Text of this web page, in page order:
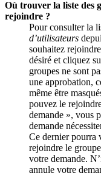
Où trouver la liste des
rejoindre ?
Pour consulter la
d’utilisateurs
souhaitez
désiré et cliquez
groupes ne sont
une approbation,
même être
pouvez le
demande », vous
demande
Ce dernier pourra
rejoindre le
votre demande.
annule votre